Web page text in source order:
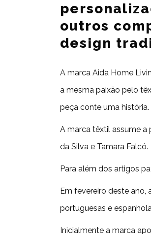
outros
design
A marca Aida Home
a mesma paixão pelo
peça conte uma história.
A marca têxtil assume a
da Silva e Tamara Falcó.
Para além dos artigos
Em fevereiro deste ano,
portuguesas e
Inicialmente a marca